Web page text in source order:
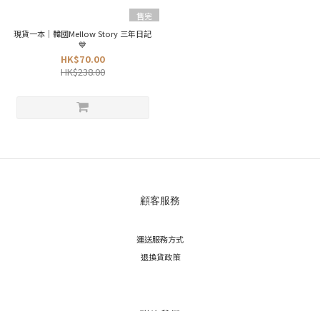
售完
現貨一本｜韓國Mellow Story 三年日記
💙
HK$70.00
HK$238.00
顧客服務
運送服務方式
退換貨政策